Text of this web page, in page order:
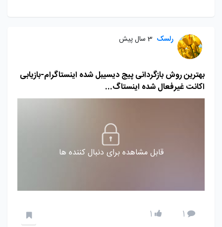
رلسک 3 سال پیش
بهترین روش بازگردانی پیج دیسیبل شده اینستاگرام-بازیابی
اکانت غیرفعال شده اینستاگ...
قابل مشاهده برای دنبال کننده ها
1
1